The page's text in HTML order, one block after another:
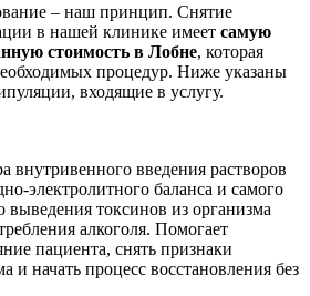
– наш принцип. Снятие
в нашей клинике имеет самую
стоимость в Лобне, которая
процедур. Ниже указаны
входящие в услугу.
внутривенного введения растворов
электролитного баланса и самого
выведения токсинов из организма
алкоголя. Помогает
пациента, снять признаки
и начать процесс восстановления без